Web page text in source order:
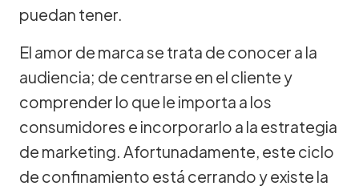
puedan tener.
El amor de marca se trata de conocer a la
audiencia; de centrarse en el cliente y
comprender lo que le importa a los
consumidores e incorporarlo a la estrategia
de marketing. Afortunadamente, este ciclo
de confinamiento está cerrando y existe la